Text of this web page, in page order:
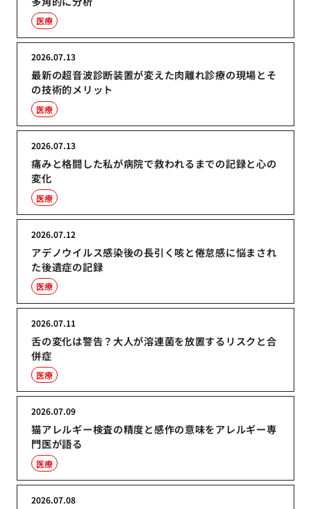
医療
最新の超音波診断装置が変えた肉離れ診療の現場とそ
の技術的メリット
2026.07.13
医療
痛みと格闘した私が病院で救われるまでの記録と心の
変化
2026.07.13
医療
アデノウイルス感染後の長引く咳と倦怠感に悩まされ
た後遺症の記録
2026.07.12
医療
舌の変化は警告？大人が溶連菌を放置するリスクと合
併症
2026.07.11
医療
猫アレルギー検査の精度と感作の意味をアレルギー専
門医が語る
2026.07.09
医療
2026.07.08